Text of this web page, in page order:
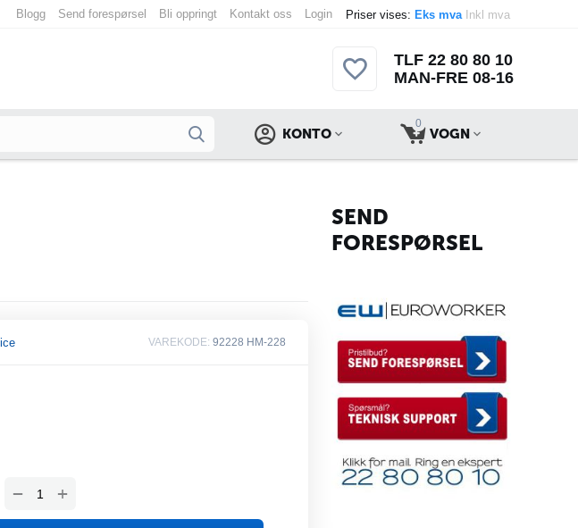
Priser vises: Eks mva Inkl mva
Blogg Send forespørsel Bli oppringt Kontakt oss Login
TLF 22 80 80 10
MAN-FRE 08-16
0
VOGN
KONTO
VAREKODE: 92228 HM-228
+
−
SEND
FORESPØRSEL